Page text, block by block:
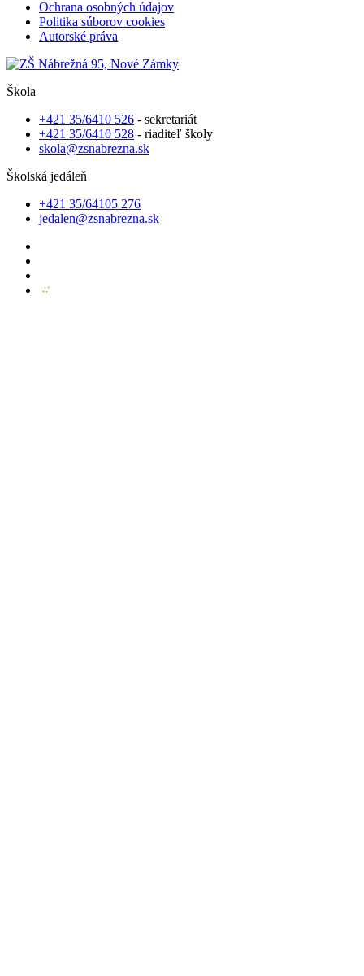
Ochrana osobných údajov
Politika súborov cookies
Autorské práva
Škola
+421 35/6410 526 - sekretariát
+421 35/6410 528 - riaditeľ školy
skola@zsnabrezna.sk
Školská jedáleň
+421 35/64105 276
jedalen@zsnabrezna.sk